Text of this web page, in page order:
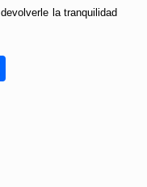
la tranquilidad